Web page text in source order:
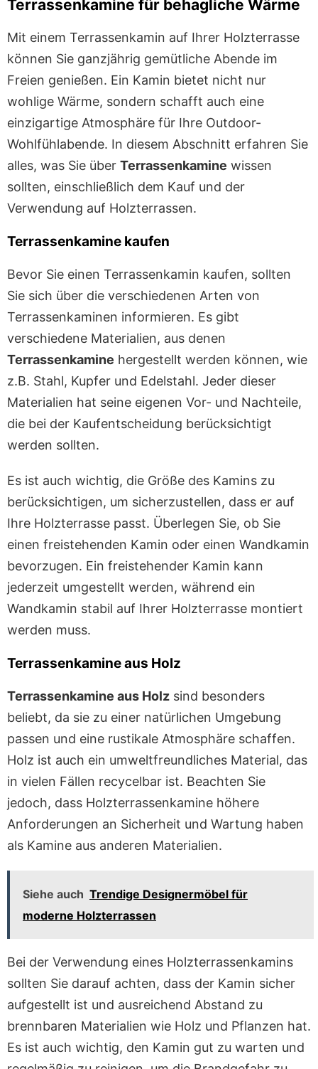
Terrassenkamine für behagliche Wärme
Mit einem Terrassenkamin auf Ihrer Holzterrasse
können Sie ganzjährig gemütliche Abende im
Freien genießen. Ein Kamin bietet nicht nur
wohlige Wärme, sondern schafft auch eine
einzigartige Atmosphäre für Ihre Outdoor-
Wohlfühlabende. In diesem Abschnitt erfahren Sie
alles, was Sie über Terrassenkamine wissen
sollten, einschließlich dem Kauf und der
Verwendung auf Holzterrassen.
Terrassenkamine kaufen
Bevor Sie einen Terrassenkamin kaufen, sollten
Sie sich über die verschiedenen Arten von
Terrassenkaminen informieren. Es gibt
verschiedene Materialien, aus denen
Terrassenkamine hergestellt werden können, wie
z.B. Stahl, Kupfer und Edelstahl. Jeder dieser
Materialien hat seine eigenen Vor- und Nachteile,
die bei der Kaufentscheidung berücksichtigt
werden sollten.
Es ist auch wichtig, die Größe des Kamins zu
berücksichtigen, um sicherzustellen, dass er auf
Ihre Holzterrasse passt. Überlegen Sie, ob Sie
einen freistehenden Kamin oder einen Wandkamin
bevorzugen. Ein freistehender Kamin kann
jederzeit umgestellt werden, während ein
Wandkamin stabil auf Ihrer Holzterrasse montiert
werden muss.
Terrassenkamine aus Holz
Terrassenkamine aus Holz sind besonders
beliebt, da sie zu einer natürlichen Umgebung
passen und eine rustikale Atmosphäre schaffen.
Holz ist auch ein umweltfreundliches Material, das
in vielen Fällen recycelbar ist. Beachten Sie
jedoch, dass Holzterrassenkamine höhere
Anforderungen an Sicherheit und Wartung haben
als Kamine aus anderen Materialien.
Siehe auch Trendige Designermöbel für
moderne Holzterrassen
Bei der Verwendung eines Holzterrassenkamins
sollten Sie darauf achten, dass der Kamin sicher
aufgestellt ist und ausreichend Abstand zu
brennbaren Materialien wie Holz und Pflanzen hat.
Es ist auch wichtig, den Kamin gut zu warten und